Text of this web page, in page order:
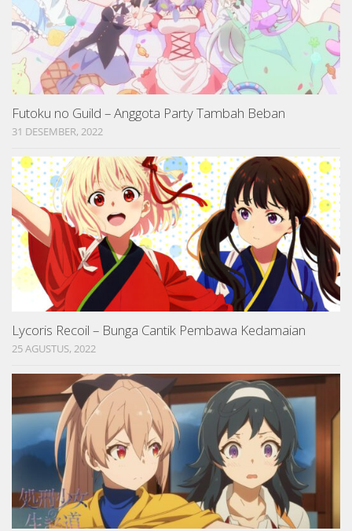
Futoku no Guild – Anggota Party Tambah Beban
31 DESEMBER, 2022
Lycoris Recoil – Bunga Cantik Pembawa Kedamaian
25 AGUSTUS, 2022